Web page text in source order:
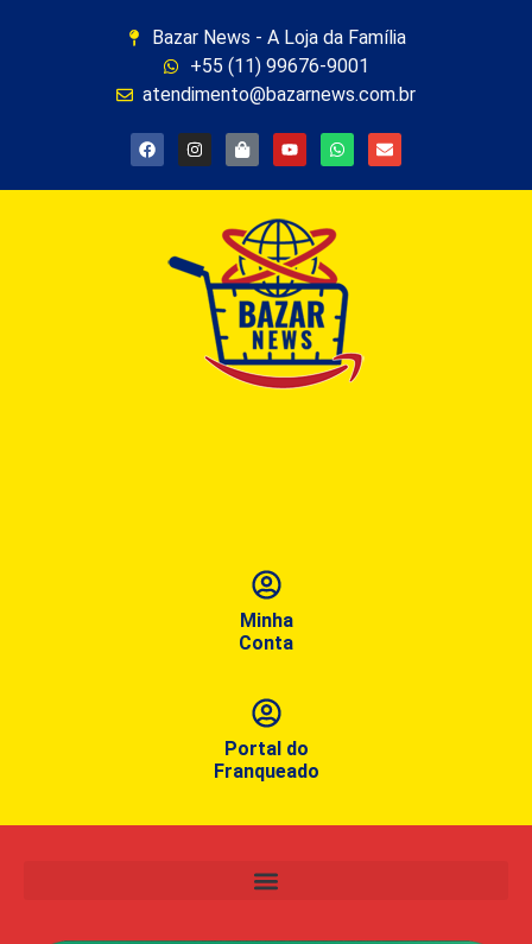
Bazar News - A Loja da Família
+55 (11) 99676-9001
atendimento@bazarnews.com.br
Minha
Conta
Portal do
Franqueado